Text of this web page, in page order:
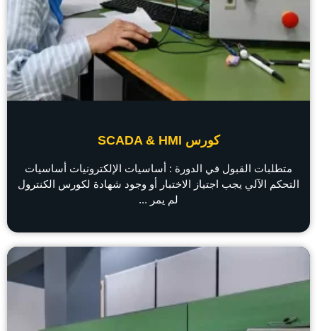
كورس SCADA & HMI
متطلبات القبول في الدورة : أساسيات الإلكترونيات أساسيات
التحكم الآلي يجب اجتياز الاختبار أو وجود شهادة لكورس الكنترول
لم يمر ...